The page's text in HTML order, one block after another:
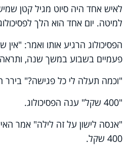
לאיש אחד היה סיוט מגיל קטן
למיטה. יום אחד הוא הלך
הפסיכולוג הרגיע אותו ואמר: "אין
פעמיים בשבוע במשך שנה, ותראה
"וכמה תעלה לי כל פגישה?" בירר
"400 שקל" ענה הפסיכולוג.
"אנסה לישון על זה לילה" אמר
400 שקל.